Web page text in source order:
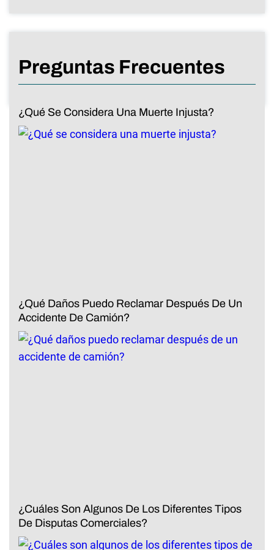
Preguntas Frecuentes
¿Qué Se Considera Una Muerte Injusta?
¿Qué Daños Puedo Reclamar Después De Un
Accidente De Camión?
¿Cuáles Son Algunos De Los Diferentes Tipos
De Disputas Comerciales?